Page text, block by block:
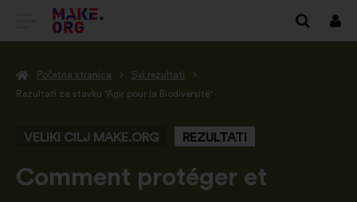
IDI
POČETNU
PLATFORME
MAKE.ORG
Početna stranica
Svi rezultati
Rezultati za stavku "Agir pour la Biodiversité"
VELIKI CILJ MAKE.ORG REZULTATI
-
Comment protéger et